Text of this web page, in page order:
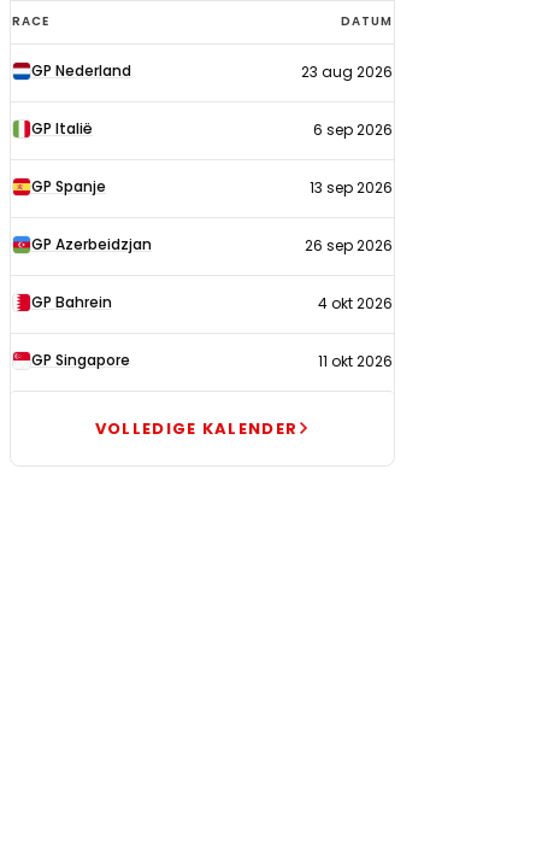
F1-
kalender
2026
RACE DATUM
GP Nederland 23 aug 2026
GP Italië 6 sep 2026
GP Spanje 13 sep 2026
GP Azerbeidzjan 26 sep 2026
GP Bahrein 4 okt 2026
GP Singapore 11 okt 2026
VOLLEDIGE KALENDER